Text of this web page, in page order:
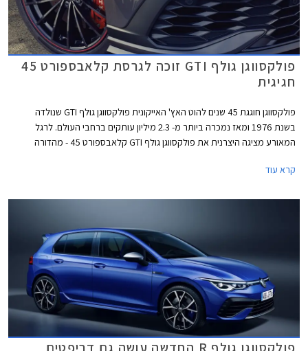
פולקסווגן גולף GTI זוכה לגרסת קלאבספורט 45
חגיגית
פולקסווגן חוגגת 45 שנים להוט האץ' האייקונית פולקסווגן גולף GTI שנולדה
בשנת 1976 ומאז נמכרה ביותר מ- 2.3 מיליון עותקים ברחבי העולם. לרגל
המאורע מציגה היצרנית את פולקסווגן גולף GTI קלאבספורט 45 - מהדורה
אדום, ספוילר אחורי מוגדל, מראות בצבע שחור מבריק, ומדבקות מעוצבות
קרא עוד